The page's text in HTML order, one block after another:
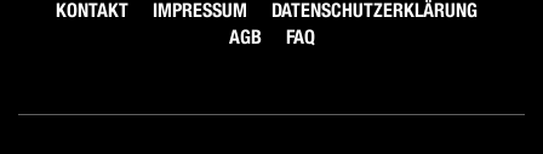
KONTAKT IMPRESSUM
DATENSCHUTZERKLÄRUNG
AGB
FAQ